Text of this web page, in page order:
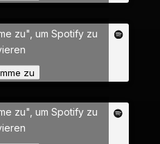
zu", um Spotify zu
zu
zu", um Spotify zu